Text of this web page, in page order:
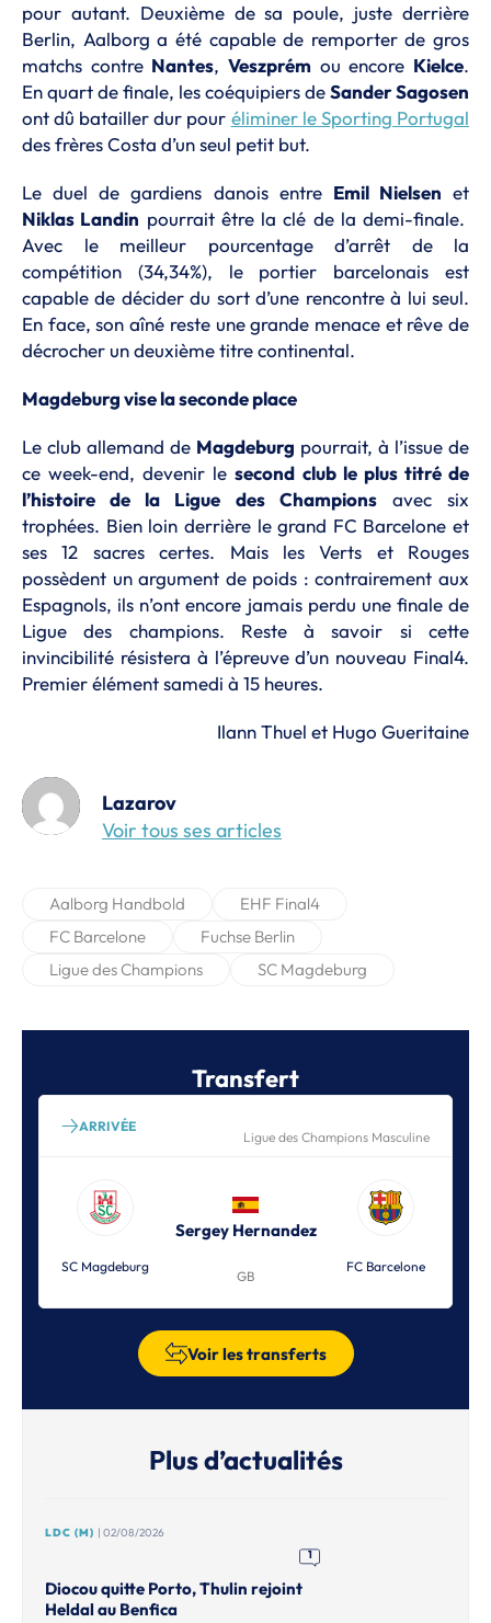
pour autant. Deuxième de sa poule, juste derrière
Berlin, Aalborg a été capable de remporter de gros
matchs contre Nantes,Veszprém ou encore Kielce.
En quart de finale, les coéquipiers deSander Sagosen
ont dû batailler dur pour éliminer le Sporting Portugal
des frères Costa d’un seul petit but.
Le duel de gardiens danois entre Emil Nielsen et
Niklas Landin pourrait être la clé de la demi-finale.
Avec le meilleur pourcentage d’arrêt de la
compétition (34,34%), le portier barcelonais est
capable de décider du sort d’une rencontre à lui seul.
En face, son aîné reste une grande menace et rêve de
décrocher un deuxième titre continental.
Magdeburg vise la seconde place
Le club allemand de Magdeburg pourrait, à l’issue de
ce week-end, devenir lesecond club le plus titré de
l’histoire de la Ligue des Championsavec six
trophées. Bien loin derrière le grand FC Barcelone et
ses 12 sacres certes. Mais les Verts et Rouges
possèdent un argument de poids : contrairement aux
Espagnols, ils n’ont encore jamais perdu une finale de
Ligue des champions. Reste à savoir si cette
invincibilité résistera à l’épreuve d’un nouveau Final4.
Premier élément samedi à 15 heures.
Ilann Thuel et Hugo Gueritaine
Lazarov
Voir tous ses articles
Aalborg Handbold
EHF Final4
FC Barcelone
Fuchse Berlin
Ligue des Champions
SC Magdeburg
Transfert
ARRIVÉE
Ligue des Champions Masculine
SC Magdeburg
Sergey Hernandez
GB
FC Barcelone
Voir les transferts
Plus d’actualités
LDC (M) | 02/08/2026
1
Diocou quitte Porto, Thulin rejoint
Heldal au Benfica